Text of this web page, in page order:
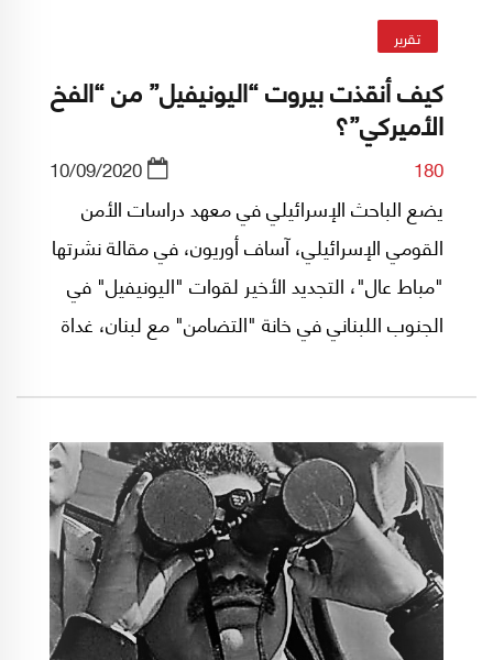
تقرير
كيف أنقذت بيروت “اليونيفيل” من “الفخ
الأميركي”؟
180
10/09/2020
يضع الباحث الإسرائيلي في معهد دراسات الأمن
القومي الإسرائيلي، آساف أوريون، في مقالة نشرتها
"مباط عال"، التجديد الأخير لقوات "اليونيفيل" في
الجنوب اللبناني في خانة "التضامن" مع لبنان، غداة
ورقة تعديل مهمات "اليونيفيل"، لمصلحة الورقة
الفرنسية التي تزامنت مع عودة فرنسا إلى الساحة
اللبنانية. ماذا تضمنت المقالة؟